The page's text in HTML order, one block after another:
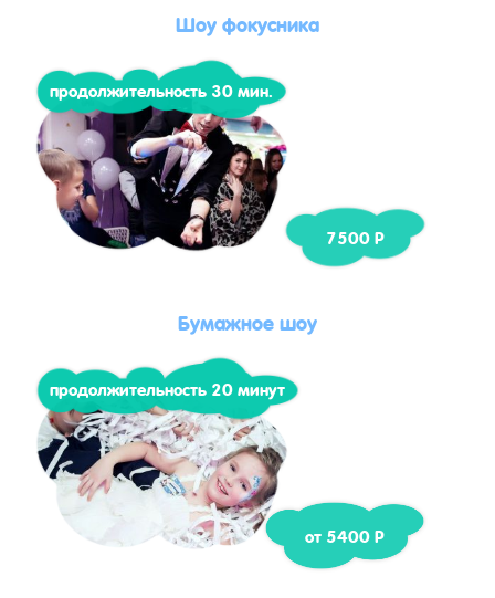
Шоу фокусника
продолжительность 30 мин.
7500 Р
Бумажное шоу
продолжительность 20 минут
от 5400 Р